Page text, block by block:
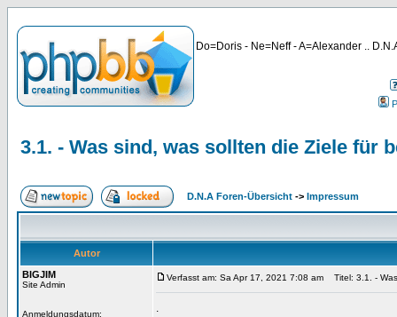
Do=Doris - Ne=Neff - A=Alexander ..
3.1. - Was sind, was sollten die Ziele für
D.N.A Foren-Übersicht -> Impressum
Autor
BIGJIM
Site Admin
Anmeldungsdatum:
Verfasst am: Sa Apr 17, 2021 7:08 am Titel: 3.1. -
.